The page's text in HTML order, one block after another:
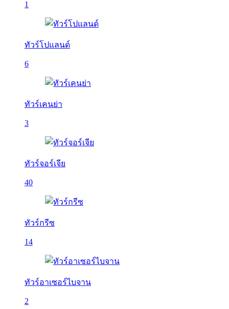
1
ทัวร์โปแลนด์
6
ทัวร์เคนย่า
3
ทัวร์จอร์เจีย
40
ทัวร์กรีซ
14
ทัวร์อาเซอร์ไบจาน
2